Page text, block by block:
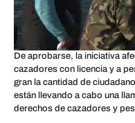
De aprobarse, la iniciativa
cazadores con licencia y a
gran la cantidad de
están llevando a cabo una
derechos de cazadores y